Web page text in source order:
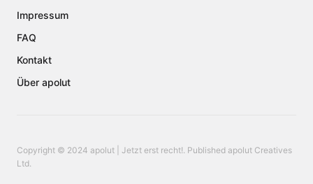
Impressum
FAQ
Kontakt
Über apolut
Copyright © 2024 apolut | Jetzt erst recht!. Published apolut Creatives
Ltd.